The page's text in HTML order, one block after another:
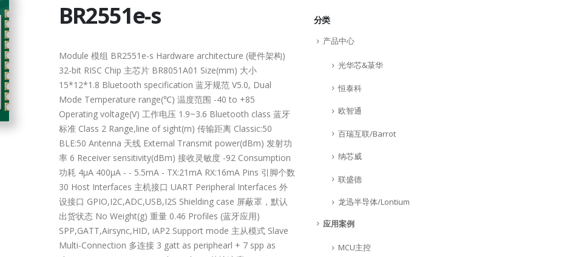
BR2551e-s
Module 模组 BR2551e-s Hardware architecture (硬件架构)
32-bit RISC Chip 主芯片 BR8051A01 Size(mm) 大小
15*12*1.8 Bluetooth specification 蓝牙规范 V5.0, Dual
Mode Temperature range(℃) 温度范围 -40 to +85
Operating voltage(V) 工作电压 1.9~3.6 Bluetooth class 蓝牙
标准 Class 2 Range,line of sight(m) 传输距离 Classic:50
BLE:50 Antenna 天线 External Transmit power(dBm) 发射功
率 6 Receiver sensitivity(dBm) 接收灵敏度 -92 Consumption
功耗 4μA 400μA - - 5.5mA - TX:21mA RX:16mA Pins 引脚个数
30 Host Interfaces 主机接口 UART Peripheral Interfaces 外
设接口 GPIO,I2C,ADC,USB,I2S Shielding case 屏蔽罩，默认
出货状态 No Weight(g) 重量 0.46 Profiles (蓝牙应用)
SPP,GATT,Airsync,HID, iAP2 Support mode 主从模式 Slave
Multi-Connection 多连接 3 gatt as periphearl + 7 spp as
分类
产品中心
光华芯&菉华
恒泰科
欧智通
百瑞互联/Barrot
纳芯威
联盛德
龙迅半导体/Lontium
应用案例
MCU主控